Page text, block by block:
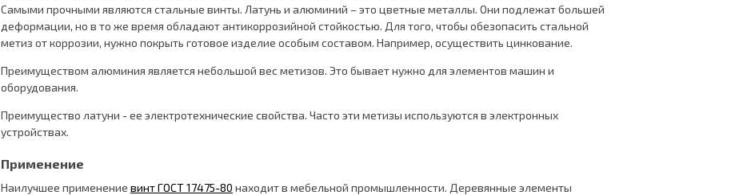
Самыми прочными являются стальные винты. Латунь и алюминий – это цветные металлы. Они подлежат большей
деформации, но в то же время обладают антикоррозийной стойкостью. Для того, чтобы обезопасить стальной
метиз от коррозии, нужно покрыть готовое изделие особым составом. Например, осуществить цинкование.
Преимуществом алюминия является небольшой вес метизов. Это бывает нужно для элементов машин и
оборудования.
Преимущество латуни - ее электротехнические свойства. Часто эти метизы используются в электронных
устройствах.
Применение
Наилучшее применение винт ГОСТ 17475-80 находит в мебельной промышленности. Деревянные элементы